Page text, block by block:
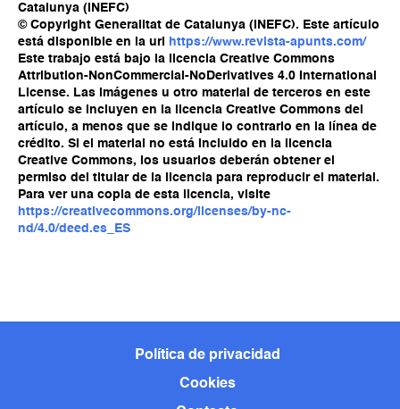
Catalunya (INEFC)
© Copyright Generalitat de Catalunya (INEFC). Este artículo
está disponible en la url
https://www.revista-apunts.com/
Este trabajo está bajo la licencia Creative Commons
Attribution-NonCommercial-NoDerivatives 4.0 International
License. Las imágenes u otro material de terceros en este
artículo se incluyen en la licencia Creative Commons del
artículo, a menos que se indique lo contrario en la línea de
crédito. Si el material no está incluido en la licencia
Creative Commons, los usuarios deberán obtener el
permiso del titular de la licencia para reproducir el material.
Para ver una copia de esta licencia, visite
https://creativecommons.org/licenses/by-nc-
nd/4.0/deed.es_ES
Política de privacidad
Cookies